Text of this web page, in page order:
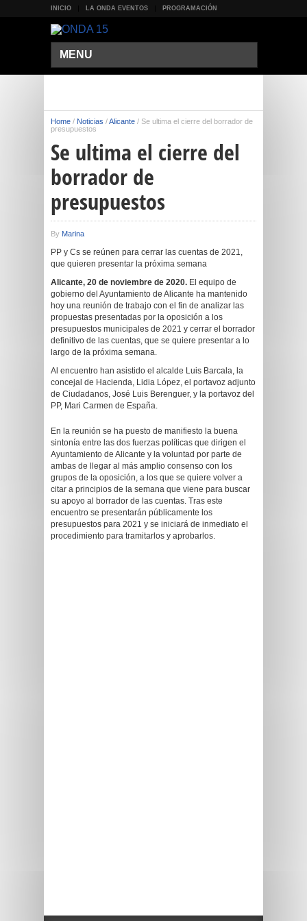
INICIO LA ONDA EVENTOS PROGRAMACIÓN
MENU
Home / Noticias /Alicante / Se ultima el cierre del borrador de
presupuestos
Se ultima el cierre del
borrador de
presupuestos
By Marina
PP y Cs se reúnen para cerrar las cuentas de 2021,
que quieren presentar la próxima semana
Alicante, 20 de noviembre de 2020. El equipo de
gobierno del Ayuntamiento de Alicante ha mantenido
hoy una reunión de trabajo con el fin de analizar las
propuestas presentadas por la oposición a los
presupuestos municipales de 2021 y cerrar el borrador
definitivo de las cuentas, que se quiere presentar a lo
largo de la próxima semana.
Al encuentro han asistido el alcalde Luis Barcala, la
concejal de Hacienda, Lidia López, el portavoz adjunto
de Ciudadanos, José Luis Berenguer, y la portavoz del
PP, Mari Carmen de España.
En la reunión se ha puesto de manifiesto la buena
sintonía entre las dos fuerzas políticas que dirigen el
Ayuntamiento de Alicante y la voluntad por parte de
ambas de llegar al más amplio consenso con los
grupos de la oposición, a los que se quiere volver a
citar a principios de la semana que viene para buscar
su apoyo al borrador de las cuentas. Tras este
encuentro se presentarán públicamente los
presupuestos para 2021 y se iniciará de inmediato el
procedimiento para tramitarlos y aprobarlos.